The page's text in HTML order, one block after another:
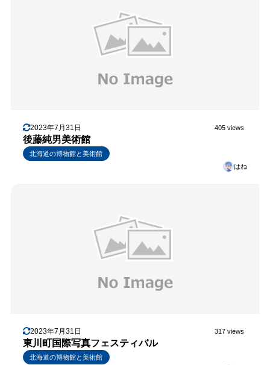
2023年7月31日 405 views
後藤純男美術館
北海道の博物館と美術館
はね
2023年7月31日 317 views
東川町国際写真フェスティバル
北海道の博物館と美術館